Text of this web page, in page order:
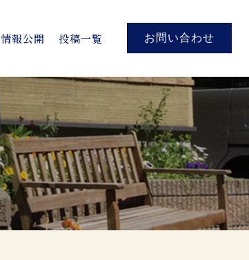
情報公開 投稿一覧 お問い合わせ